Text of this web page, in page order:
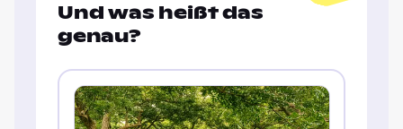
Und was heißt das
genau?